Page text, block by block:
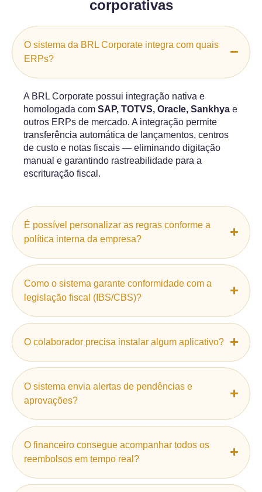
corporativas
O sistema da BRL Corporate integra com quais
ERPs?
A BRL Corporate possui integração nativa e
homologada com SAP, TOTVS, Oracle, Sankhya e
outros ERPs de mercado. A integração permite
transferência automática de lançamentos, centros
de custo e notas fiscais — eliminando digitação
manual e garantindo rastreabilidade para a
escrituração fiscal.
É possível personalizar as regras conforme a
política interna da empresa?
Como o sistema garante conformidade com a
legislação fiscal (IBS/CBS)?
O colaborador precisa instalar algum aplicativo?
O sistema envia alertas de pendências e
aprovações?
O financeiro consegue acompanhar todos os
reembolsos em tempo real?